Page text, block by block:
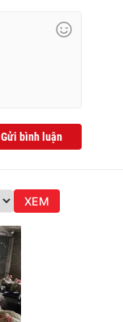
Gửi bình luận
XEM